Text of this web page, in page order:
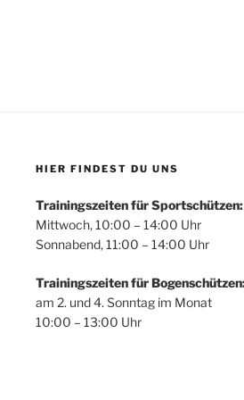
HIER FINDEST DU UNS
Trainingszeiten für Sportschützen:
Mittwoch, 10:00 – 14:00 Uhr
Sonnabend, 11:00 – 14:00 Uhr
Trainingszeiten für
am 2. und 4. Sonntag im Monat
10:00 – 13:00 Uhr